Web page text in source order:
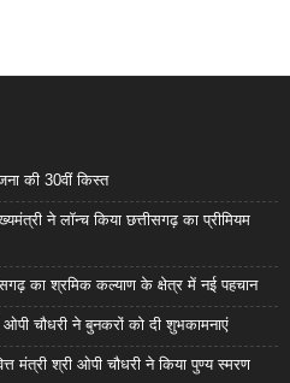
की 30वीं किस्त
ने लॉन्च किया छत्तीसगढ़ का प्रीमियम
का श्रमिक कल्याण के क्षेत्र में नई पहचान
ओपी चौधरी ने बुनकरों को दी शुभकामनाएं
मंत्री श्री ओपी चौधरी ने किया पुण्य स्मरण